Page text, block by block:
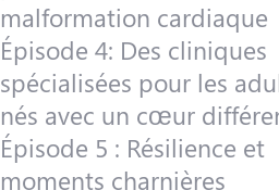
malformation cardiaque
Épisode 4: Des cliniques
spécialisées pour les
nés avec un cœur
Épisode 5 : Résilience et
moments charnières